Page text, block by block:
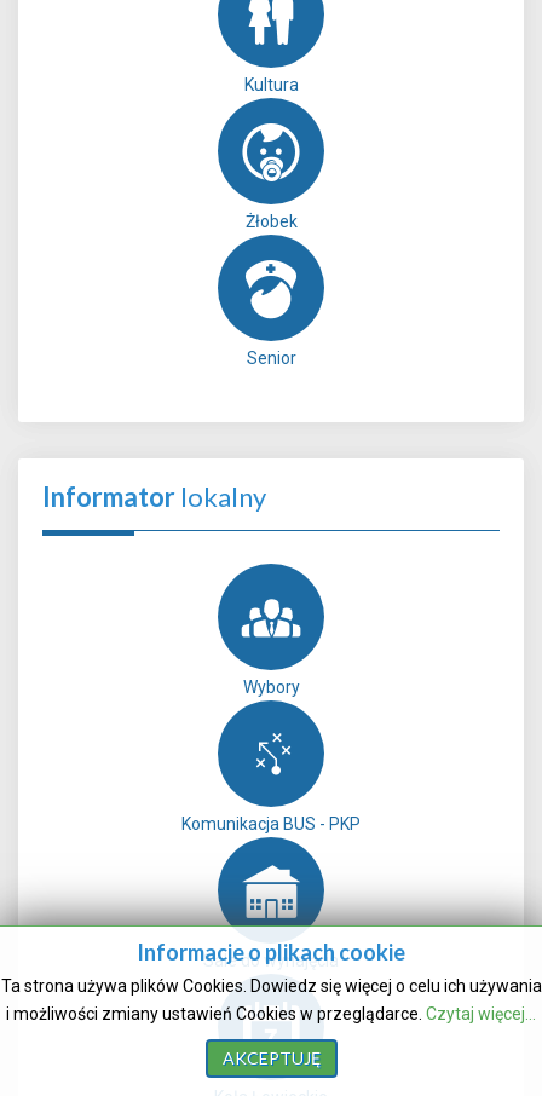
Kultura
Żłobek
Senior
Informator lokalny
Wybory
Komunikacja BUS - PKP
Sale do wynajęcia
Informacje o plikach cookie
Ta strona używa plików Cookies. Dowiedz się więcej o celu ich używania
i możliwości zmiany ustawień Cookies w przeglądarce. Czytaj więcej...
AKCEPTUJĘ